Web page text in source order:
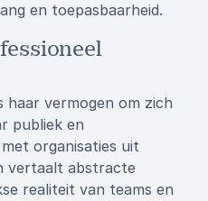
en toepasbaarheid.
haar vermogen om zich
publiek en
organisaties uit
vertaalt abstracte
realiteit van teams en